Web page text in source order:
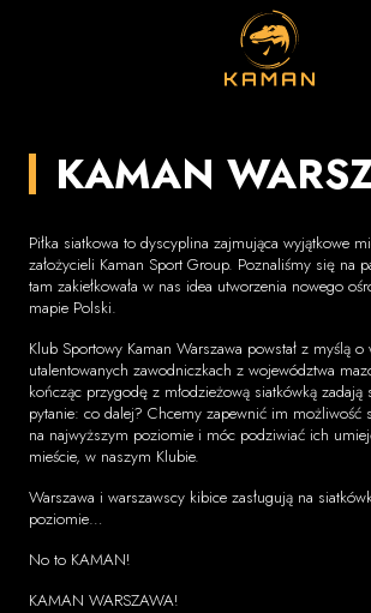
KAMAN
Piłka siatkowa to dyscyplina zajmująca wyjątkowe
założycieli Kaman Sport Group. Poznaliśmy się na
tam zakiełkowała w nas idea utworzenia nowego
mapie Polski.
Klub Sportowy Kaman Warszawa powstał z myślą o
utalentowanych zawodniczkach z województwa
kończąc przygodę z młodzieżową siatkówką
pytanie: co dalej? Chcemy zapewnić im możliwość
na najwyższym poziomie i móc podziwiać ich
mieście, w naszym Klubie.
Warszawa i warszawscy kibice zasługują na
poziomie…
No to KAMAN!
KAMAN WARSZAWA!